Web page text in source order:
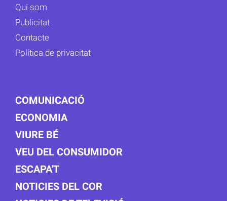
Qui som
Publicitat
Contacte
Política de privacitat
COMUNICACIÓ
ECONOMIA
VIURE BÉ
VEU DEL CONSUMIDOR
ESCAPA'T
NOTICIES DEL COR